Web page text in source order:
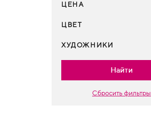
ЦЕНА
ЦВЕТ
ХУДОЖНИКИ
Найти
Сбросить фильтры